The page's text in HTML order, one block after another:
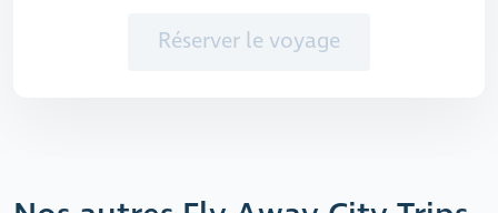
Réserver le voyage